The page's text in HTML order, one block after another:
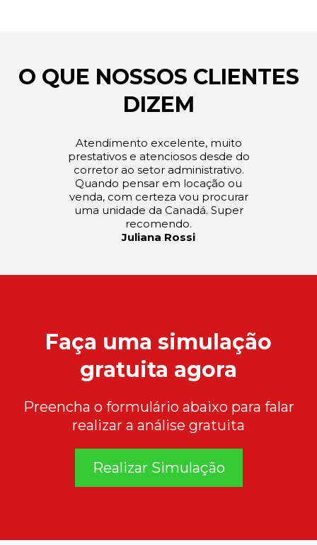
O QUE NOSSOS CLIENTES
DIZEM
Atendimento excelente, muito
prestativos e atenciosos desde do
corretor ao setor administrativo.
Quando pensar em locação ou
venda, com certeza vou procurar
uma unidade da Canadá. Super
recomendo.
Juliana Rossi
Faça uma simulação
gratuita agora
Preencha o formulário abaixo para falar
realizar a análise gratuita
Realizar Simulação